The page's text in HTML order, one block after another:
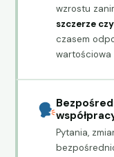
wzrostu
szczerze
czasem
wartościowa
Pytania,